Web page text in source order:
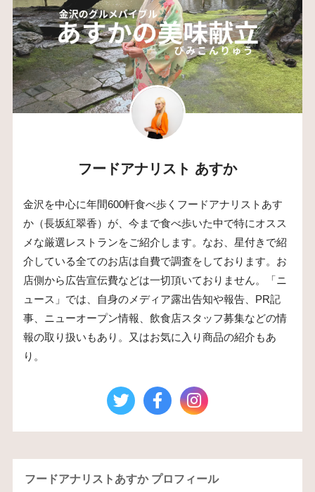
フードアナリスト あすか
金沢を中心に年間600軒食べ歩くフードアナリストあす
か（長坂紅翠香）が、今まで食べ歩いた中で特にオスス
メな厳選レストランをご紹介します。なお、星付きで紹
介している全てのお店は自費で調査をしております。お
店側から広告宣伝費などは一切頂いておりません。「ニ
ュース」では、自身のメディア露出告知や報告、PR記
事、ニューオープン情報、飲食店スタッフ募集などの情
報の取り扱いもあり。又はお気に入り商品の紹介もあ
り。
フードアナリストあすか プロフィール